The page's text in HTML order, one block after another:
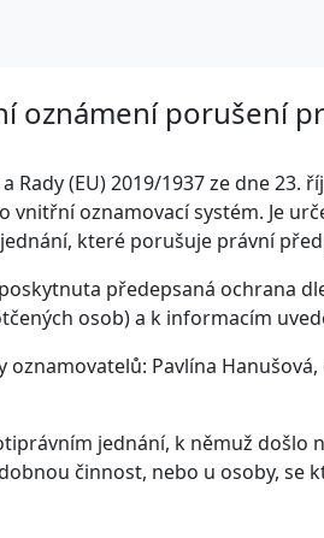
oznámení porušení
Rady (EU) 2019/1937 ze dne
vnitřní oznamovací systém. Je
které porušuje právní
předepsaná ochrana
osob) a k informacím
Pavlína Hanušová,
jednání, k němuž
činnost, nebo u osoby,